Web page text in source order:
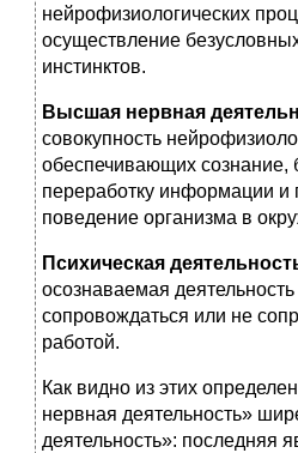
нейрофизиологических
осуществление
инстинктов.
Высшая нервная
совокупность
обеспечивающих сознание,
переработку информации и
поведение организма в
Психическая
осознаваемая
сопровождаться или не
работой.
Как видно из этих
нервная деятельность»
деятельность»: последняя